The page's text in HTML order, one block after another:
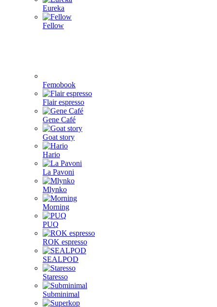
Eureka
Fellow
Femobook
Flair espresso
Gene Café
Goat story
Hario
La Pavoni
Mlynko
Morning
PUQ
ROK espresso
SEALPOD
Staresso
Subminimal